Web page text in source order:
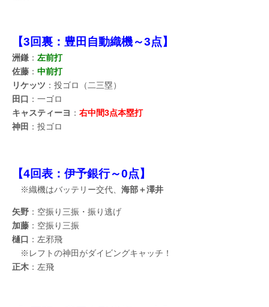
【3回裏：豊田自動織機～3点】
洲鎌 ： 左前打
佐藤 ： 中前打
リケッツ ：投ゴロ（二三塁）
田口 ：一ゴロ
キャスティーヨ ： 右中間3点本塁打
神田 ：投ゴロ
【4回表：伊予銀行～0点】
※織機はバッテリー交代、 海部＋澤井
矢野 ：空振り三振・振り逃げ
加藤 ：空振り三振
樋口 ：左邪飛
※レフトの神田がダイビングキャッチ！
正木 ：左飛